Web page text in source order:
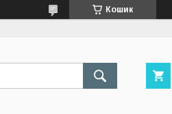
Кошик